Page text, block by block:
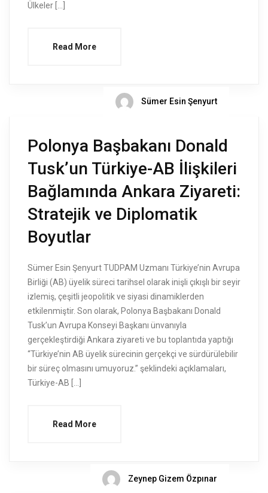
Ülkeler […]
Read More
Sümer Esin Şenyurt
Polonya Başbakanı Donald
Tusk’un Türkiye-AB İlişkileri
Bağlamında Ankara Ziyareti:
Stratejik ve Diplomatik
Boyutlar
Sümer Esin Şenyurt TUDPAM Uzmanı Türkiye’nin Avrupa
Birliği (AB) üyelik süreci tarihsel olarak inişli çıkışlı bir seyir
izlemiş, çeşitli jeopolitik ve siyasi dinamiklerden
etkilenmiştir. Son olarak, Polonya Başbakanı Donald
Tusk’un Avrupa Konseyi Başkanı ünvanıyla
gerçekleştirdiği Ankara ziyareti ve bu toplantıda yaptığı
“Türkiye’nin AB üyelik sürecinin gerçekçi ve sürdürülebilir
bir süreç olmasını umuyoruz.” şeklindeki açıklamaları,
Türkiye-AB […]
Read More
Zeynep Gizem Özpınar